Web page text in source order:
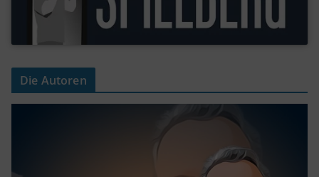
Die Autoren